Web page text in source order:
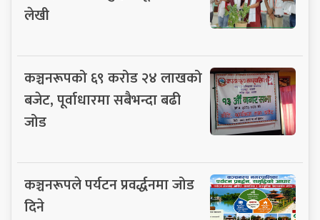
लेखी
कञ्चनरूपको ६९ करोड २४ लाखको
बजेट, पूर्वाधारमा सबैभन्दा बढी
जोड
कञ्चनरूपले पर्यटन प्रवर्द्धनमा जोड
दिने